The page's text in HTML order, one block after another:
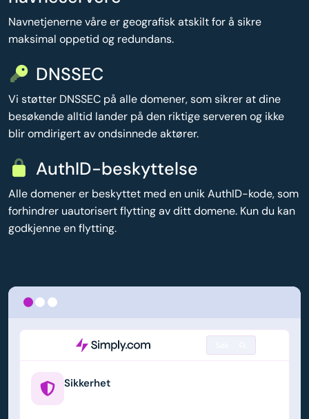
Navnetjenerne våre er geografisk atskilt for å sikre
maksimal oppetid og redundans.
DNSSEC
Vi støtter DNSSEC på alle domener, som sikrer at dine
besøkende alltid lander på den riktige serveren og ikke
blir omdirigert av ondsinnede aktører.
AuthID-beskyttelse
Alle domener er beskyttet med en unik AuthID-kode, som
forhindrer uautorisert flytting av ditt domene. Kun du kan
godkjenne en flytting.
Sikkerhet